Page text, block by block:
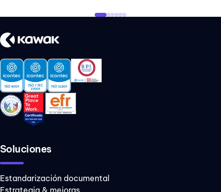
Soluciones
Estandarización documental